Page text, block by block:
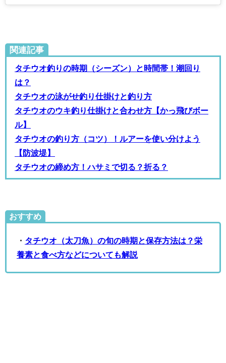
関連記事
タチウオ釣りの時期（シーズン）と時間帯！潮回り
は？
タチウオの泳がせ釣り仕掛けと釣り方
タチウオのウキ釣り仕掛けと合わせ方【かっ飛びボー
ル】
タチウオの釣り方（コツ）！ルアーを使い分けよう
【防波堤】
タチウオの締め方！ハサミで切る？折る？
おすすめ
・ タチウオ（太刀魚）の旬の時期と保存方法は？栄
養素と食べ方などについても解説